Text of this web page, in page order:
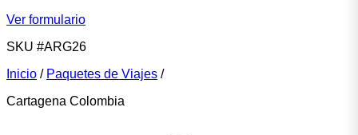
Ver formulario
SKU #ARG26
Inicio / Paquetes de Viajes /
Cartagena Colombia